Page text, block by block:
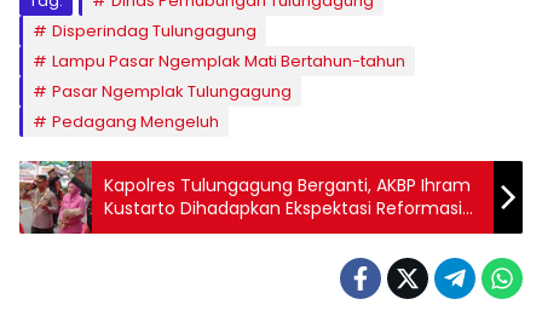
Disperindag Tulungagung
Lampu Pasar Ngemplak Mati Bertahun-tahun
Pasar Ngemplak Tulungagung
Pedagang Mengeluh
Kapolres Tulungagung Berganti, AKBP Ihram
Kustarto Dihadapkan Ekspektasi Reformasi
dan Pelayanan Publik